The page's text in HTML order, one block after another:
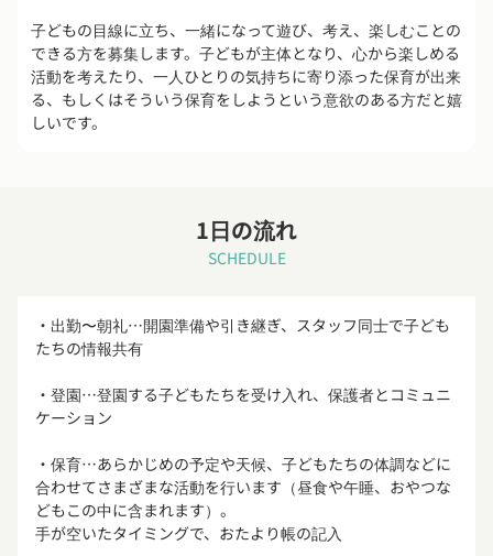
子どもの目線に立ち、一緒になって遊び、考え、楽しむことの
できる方を募集します。子どもが主体となり、心から楽しめる
活動を考えたり、一人ひとりの気持ちに寄り添った保育が出来
る、もしくはそういう保育をしようという意欲のある方だと嬉
しいです。
1日の流れ
SCHEDULE
・出勤〜朝礼…開園準備や引き継ぎ、スタッフ同士で子ども
たちの情報共有
・登園…登園する子どもたちを受け入れ、保護者とコミュニ
ケーション
・保育…あらかじめの予定や天候、子どもたちの体調などに
合わせてさまざまな活動を行います（昼食や午睡、おやつな
どもこの中に含まれます）。
手が空いたタイミングで、おたより帳の記入